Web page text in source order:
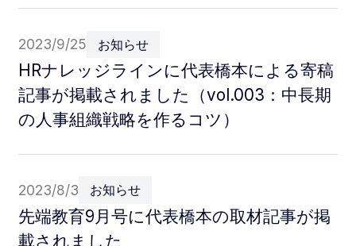
2023/9/25 お知らせ
HRナレッジラインに代表橋本による寄稿
記事が掲載されました（vol.003：中長期
の人事組織戦略を作るコツ）
2023/8/3 お知らせ
先端教育9月号に代表橋本の取材記事が掲
載されました